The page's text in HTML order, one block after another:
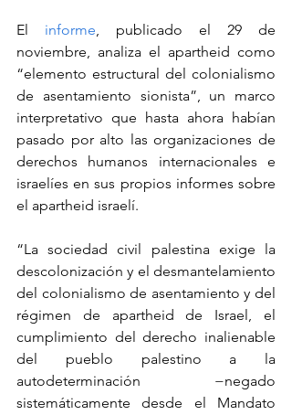
El informe, publicado el 29 de
noviembre, analiza el apartheid como
“elemento estructural del colonialismo
de asentamiento sionista”, un marco
interpretativo que hasta ahora habían
pasado por alto las organizaciones de
derechos humanos internacionales e
israelíes en sus propios informes sobre
el apartheid israelí.
“La sociedad civil palestina exige la
descolonización y el desmantelamiento
del colonialismo de asentamiento y del
régimen de apartheid de Israel, el
cumplimiento del derecho inalienable
del pueblo palestino a la
autodeterminación −negado
sistemáticamente desde el Mandato